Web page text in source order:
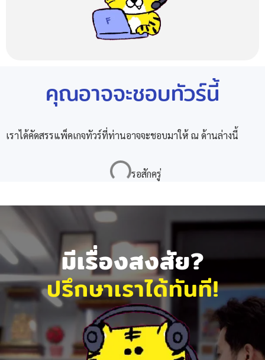
คุณอาจจะชอบทัวร์นี้
เราได้คัดสรรแพ็คเกจทัวร์ที่ท่านอาจจะชอบมาให้ ณ ด้านล่างนี้
มีเรื่องสงสัย?
ปรึกษาเราได้ทันที!